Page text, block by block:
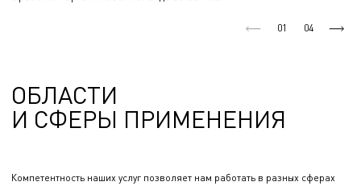
01 04
ОБЛАСТИ
И СФЕРЫ ПРИМЕНЕНИЯ
Компетентность наших услуг позволяет нам работать в разных сферах